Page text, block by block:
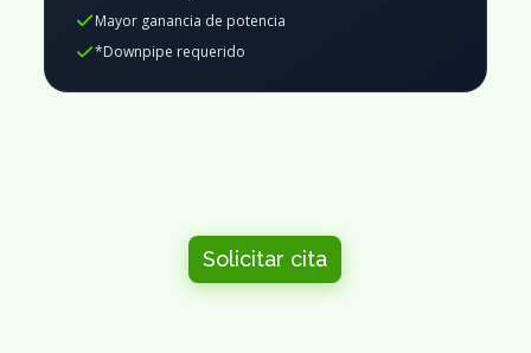
Mayor ganancia de potencia
*Downpipe requerido
Solicitar cita